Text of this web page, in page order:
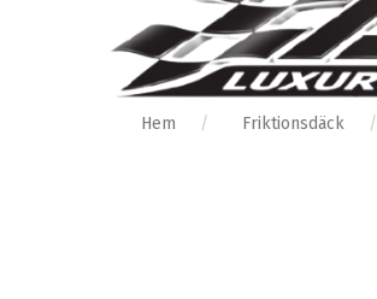
Hem Friktionsdäck